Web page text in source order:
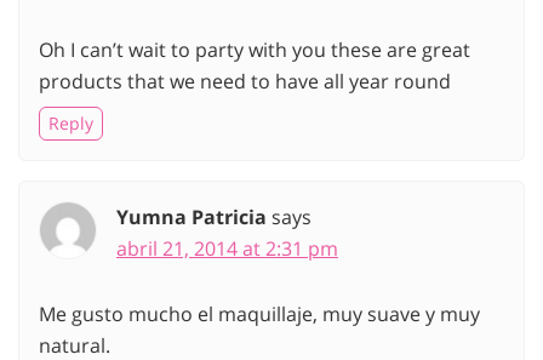
Oh I can’t wait to party with you these are great
products that we need to have all year round
Reply
Yumna Patricia says
abril 21, 2014 at 2:31 pm
Me gusto mucho el maquillaje, muy suave y muy
natural.